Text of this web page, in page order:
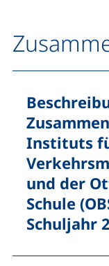
Instituts
und der
Schule
Schuljahr